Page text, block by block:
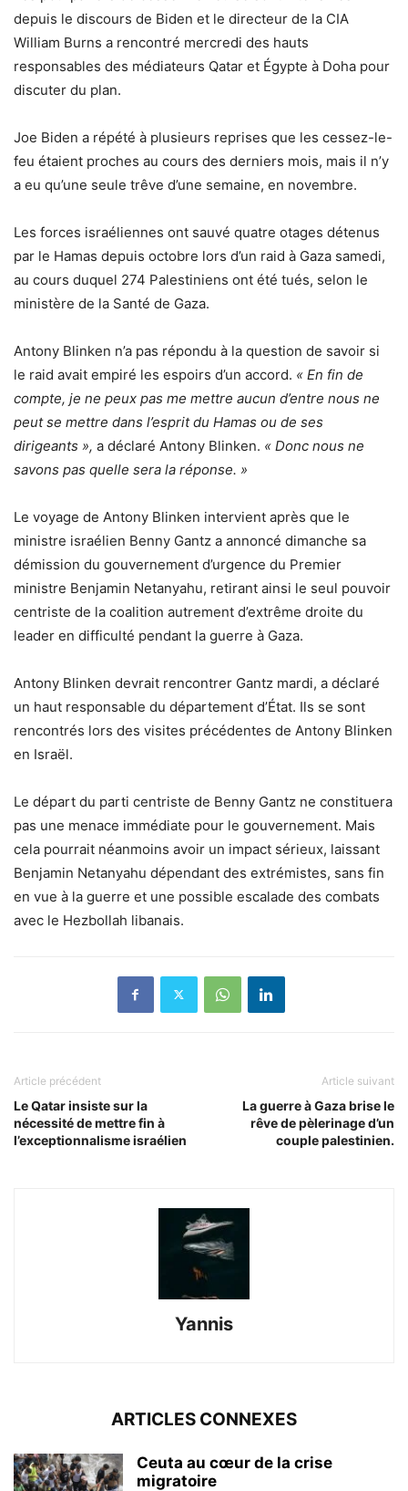
depuis le discours de Biden et le directeur de la CIA
William Burns a rencontré mercredi des hauts
responsables des médiateurs Qatar et Égypte à Doha pour
discuter du plan.
Joe Biden a répété à plusieurs reprises que les cessez-le-
feu étaient proches au cours des derniers mois, mais il n’y
a eu qu’une seule trêve d’une semaine, en novembre.
Les forces israéliennes ont sauvé quatre otages détenus
par le Hamas depuis octobre lors d’un raid à Gaza samedi,
au cours duquel 274 Palestiniens ont été tués, selon le
ministère de la Santé de Gaza.
Antony Blinken n’a pas répondu à la question de savoir si
le raid avait empiré les espoirs d’un accord. « En fin de
compte, je ne peux pas me mettre aucun d’entre nous ne
peut se mettre dans l’esprit du Hamas ou de ses
dirigeants », a déclaré Antony Blinken. « Donc nous ne
savons pas quelle sera la réponse. »
Le voyage de Antony Blinken intervient après que le
ministre israélien Benny Gantz a annoncé dimanche sa
démission du gouvernement d’urgence du Premier
ministre Benjamin Netanyahu, retirant ainsi le seul pouvoir
centriste de la coalition autrement d’extrême droite du
leader en difficulté pendant la guerre à Gaza.
Antony Blinken devrait rencontrer Gantz mardi, a déclaré
un haut responsable du département d’État. Ils se sont
rencontrés lors des visites précédentes de Antony Blinken
en Israël.
Le départ du parti centriste de Benny Gantz ne constituera
pas une menace immédiate pour le gouvernement. Mais
cela pourrait néanmoins avoir un impact sérieux, laissant
Benjamin Netanyahu dépendant des extrémistes, sans fin
en vue à la guerre et une possible escalade des combats
avec le Hezbollah libanais.
Article précédent
Le Qatar insiste sur la
nécessité de mettre fin à
l’exceptionnalisme israélien
Article suivant
La guerre à Gaza brise le
rêve de pèlerinage d’un
couple palestinien.
Yannis
ARTICLES CONNEXES
Ceuta au cœur de la crise
migratoire